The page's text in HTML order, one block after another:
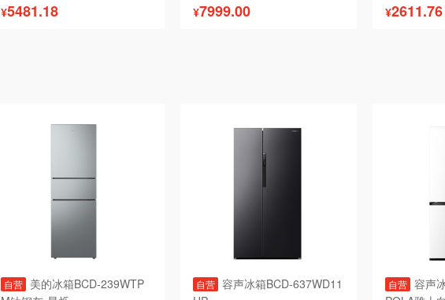
¥5481.18 ¥7999.00
¥2611.76
自营 美的冰箱BCD-239WTP
自营 容声冰箱BCD-637WD11
自营 容声